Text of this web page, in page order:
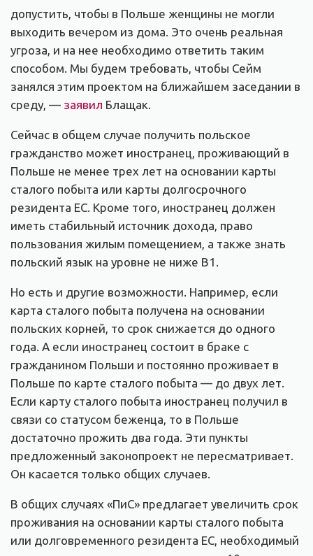
допустить, чтобы в Польше женщины не могли
выходить вечером из дома. Это очень реальная
угроза, и на нее необходимо ответить таким
способом. Мы будем требовать, чтобы Сейм
занялся этим проектом на ближайшем заседании в
среду, — заявил Блащак.
Сейчас в общем случае получить польское
гражданство может иностранец, проживающий в
Польше не менее трех лет на основании карты
сталого побыта или карты долгосрочного
резидента ЕС. Кроме того, иностранец должен
иметь стабильный источник дохода, право
пользования жилым помещением, а также знать
польский язык на уровне не ниже B1.
Но есть и другие возможности. Например, если
карта сталого побыта получена на основании
польских корней, то срок снижается до одного
года. А если иностранец состоит в браке с
гражданином Польши и постоянно проживает в
Польше по карте сталого побыта — до двух лет.
Если карту сталого побыта иностранец получил в
связи со статусом беженца, то в Польше
достаточно прожить два года. Эти пункты
предложенный законопроект не пересматривает.
Он касается только общих случаев.
В общих случаях «ПиС» предлагает увеличить срок
проживания на основании карты сталого побыта
или долговременного резидента ЕС, необходимый